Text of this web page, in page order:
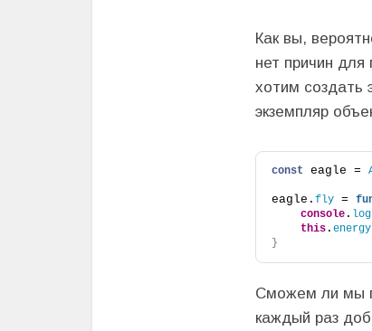
Как вы,
нет причин для
хотим создать
экземпляр
const eagle =
eagle. fly =
console . log
this . energy
}
Сможем ли мы
каждый раз